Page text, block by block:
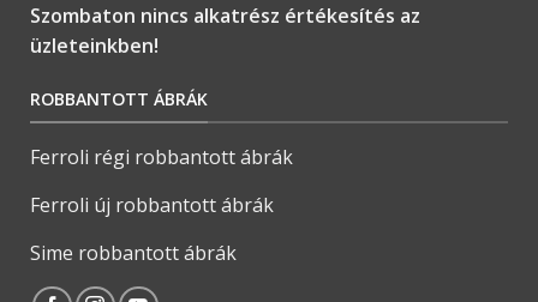
Szombaton nincs alkatrész értékesítés az
üzleteinkben!
ROBBANTOTT ÁBRÁK
Ferroli régi robbantott ábrák
Ferroli új robbantott ábrák
Sime robbantott ábrák